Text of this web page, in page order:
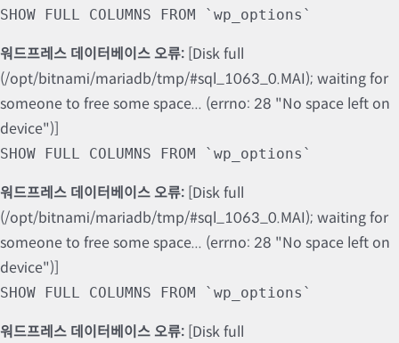
SHOW FULL COLUMNS FROM `wp_options`
워드프레스 데이터베이스 오류: [Disk full
(/opt/bitnami/mariadb/tmp/#sql_1063_0.MAI); waiting for
someone to free some space... (errno: 28 "No space left on
device")]
SHOW FULL COLUMNS FROM `wp_options`
워드프레스 데이터베이스 오류: [Disk full
(/opt/bitnami/mariadb/tmp/#sql_1063_0.MAI); waiting for
someone to free some space... (errno: 28 "No space left on
device")]
SHOW FULL COLUMNS FROM `wp_options`
워드프레스 데이터베이스 오류: [Disk full